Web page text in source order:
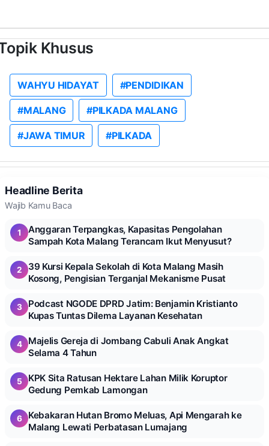
Khusus
WAHYU HIDAYAT #PENDIDIKAN
#MALANG #PILKADA MALANG
#JAWA TIMUR #PILKADA
Headline Berita
Wajib Kamu Baca
1
Anggaran Terpangkas, Kapasitas Pengolahan
Sampah Kota Malang Terancam Ikut Menyusut?
2
39 Kursi Kepala Sekolah di Kota Malang Masih
Kosong, Pengisian Terganjal Mekanisme Pusat
3
Podcast NGODE DPRD Jatim: Benjamin Kristianto
Kupas Tuntas Dilema Layanan Kesehatan
4
Majelis Gereja di Jombang Cabuli Anak Angkat
Selama 4 Tahun
5
KPK Sita Ratusan Hektare Lahan Milik Koruptor
Gedung Pemkab Lamongan
6
Kebakaran Hutan Bromo Meluas, Api Mengarah ke
Malang Lewati Perbatasan Lumajang